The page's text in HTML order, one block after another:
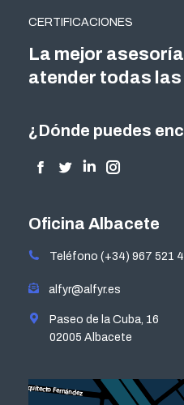
CERTIFICACIONES
Oficina Albacete
Teléfono (+34) 967 521
alfyr@alfyr.es
Paseo de la Cuba, 16
02005 Albacete
¿Dónde puedes
Encuéntranos en:
Facebook
opens
new
Twitter
opens
new
Linkedin
opens
new
Instagram
opens
new
La mejor
atender todas